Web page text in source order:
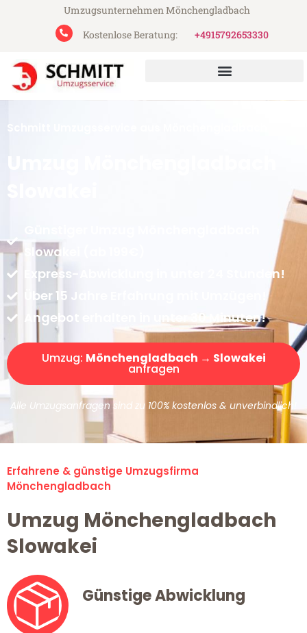
Umzugsunternehmen Mönchengladbach
Kostenlose Beratung:
+4915792653330
Schmitt Umzugsservice aus Mönchengladbach
Slowakei (ab 199€)
Express-Abwicklung in unter 24 Stunden!
Über 15 Jahre Erfahrung mit Umzügen!
Angebot erhalten in unter 30 Minuten!
Umzug: Mönchengladbach → Slowakei
anfragen
Alle Umzugsanfragen sind zu 100% kostenlos & unverbindlich!
Erfahrene & günstige Umzugsfirma
Mönchengladbach
Umzug Mönchengladbach
Slowakei
Günstige Abwicklung